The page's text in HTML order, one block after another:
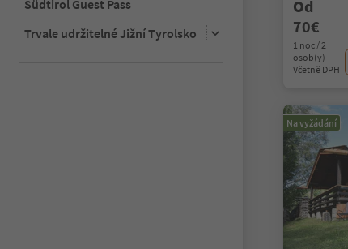
Südtirol Guest Pass
Trvale udržitelné Jižní Tyrolsko
Od
70€
1 noc / 2
osob(y)
Včetně DPH
Na vyžádání